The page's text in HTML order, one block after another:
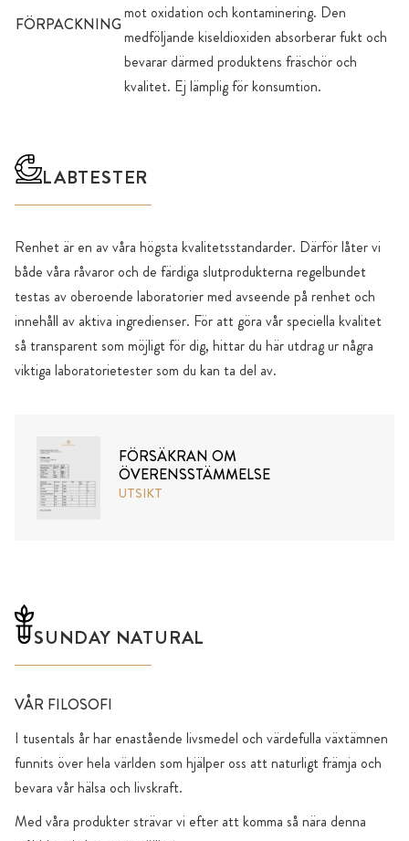
FÖRPACKNING
mot oxidation och kontaminering. Den
medföljande kiseldioxiden absorberar fukt och
bevarar därmed produktens fräschör och
kvalitet. Ej lämplig för konsumtion.
LABTESTER
Renhet är en av våra högsta kvalitetsstandarder. Därför låter vi
både våra råvaror och de färdiga slutprodukterna regelbundet
testas av oberoende laboratorier med avseende på renhet och
innehåll av aktiva ingredienser. För att göra vår speciella kvalitet
så transparent som möjligt för dig, hittar du här utdrag ur några
viktiga laboratorietester som du kan ta del av.
FÖRSÄKRAN OM
ÖVERENSSTÄMMELSE
UTSIKT
SUNDAY NATURAL
VÅR FILOSOFI
I tusentals år har enastående livsmedel och värdefulla växtämnen
funnits över hela världen som hjälper oss att naturligt främja och
bevara vår hälsa och livskraft.
Med våra produkter strävar vi efter att komma så nära denna